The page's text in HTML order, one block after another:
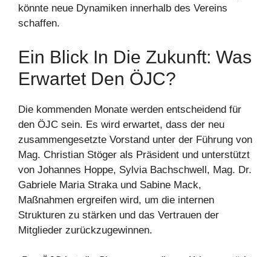
könnte neue Dynamiken innerhalb des Vereins
schaffen.
Ein Blick In Die Zukunft: Was
Erwartet Den ÖJC?
Die kommenden Monate werden entscheidend für
den ÖJC sein. Es wird erwartet, dass der neu
zusammengesetzte Vorstand unter der Führung von
Mag. Christian Stöger als Präsident und unterstützt
von Johannes Hoppe, Sylvia Bachschwell, Mag. Dr.
Gabriele Maria Straka und Sabine Mack,
Maßnahmen ergreifen wird, um die internen
Strukturen zu stärken und das Vertrauen der
Mitglieder zurückzugewinnen.